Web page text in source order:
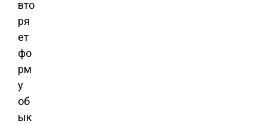
вто
ря
ет
фо
рм
у
об
ык